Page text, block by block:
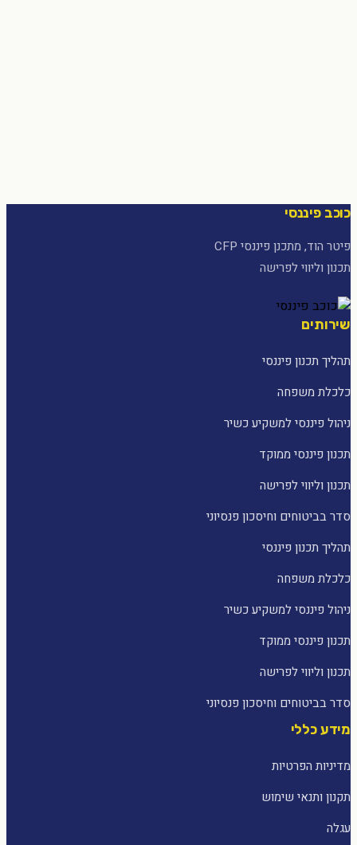
כוכב פיננסי
פיטר הוד, מתכנן פיננסי CFP
תכנון וליווי לפרישה
שירותים
תהליך תכנון פיננסי
כלכלת משפחה
ניהול פיננסי למשקיע כשיר
תכנון פיננסי ממוקד
תכנון וליווי לפרישה
סדר בביטוחים וחיסכון פנסיוני
תהליך תכנון פיננסי
כלכלת משפחה
ניהול פיננסי למשקיע כשיר
תכנון פיננסי ממוקד
תכנון וליווי לפרישה
סדר בביטוחים וחיסכון פנסיוני
מידע כללי
מדיניות הפרטיות
תקנון ותנאי שימוש
עגלה